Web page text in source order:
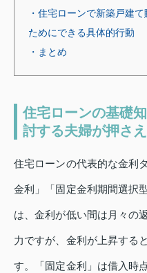
・住宅ローンで新築戸建
ためにできる具体的行動
・まとめ
住宅ローンの基礎
討する夫婦が押さ
住宅ローンの代表的な金利
金利」「固定金利期間選択
は、金利が低い間は月々の
力ですが、金利が上昇する
す。「固定金利」は借入時